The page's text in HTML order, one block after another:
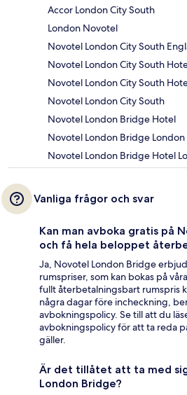
Accor London City South
London Novotel
Novotel London City South
Novotel London City South
Novotel London City South
Novotel London City South
Novotel London Bridge Hotel
Novotel London Bridge London
Novotel London Bridge Hotel
Vanliga frågor och svar
Kan man avboka gratis på
och få hela beloppet
Ja, Novotel London Bridge
rumspriser, som kan bokas på
fullt återbetalningsbart rumspris
några dagar före incheckning,
avbokningspolicy. Se till att du
avbokningspolicy för att ta reda
gäller.
Är det tillåtet att ta med
London Bridge?